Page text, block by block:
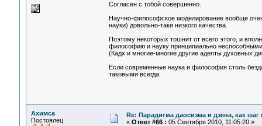
Согласен с тобой совершенно.
Научно-философское моделирование вообще
науки) довольно-таки низкого качества.
Поэтому некоторых тошнит от всего этого, и
философию и науку принципиально
(Кадх и многие-многие другие адепты духовных
Если современные наука и философия столь
таковыми всегда.
Ахимса
Постоялец
Re: Парадигма даосизма и дзена, как
« Ответ #66 : 05 Сентября 2010, 11:05:20 »